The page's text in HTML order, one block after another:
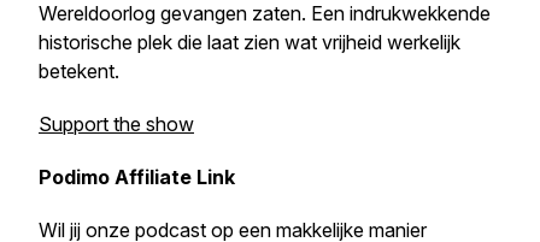
Wereldoorlog gevangen zaten. Een indrukwekkende
historische plek die laat zien wat vrijheid werkelijk
betekent.
Support the show
Podimo Affiliate Link
Wil jij onze podcast op een makkelijke manier